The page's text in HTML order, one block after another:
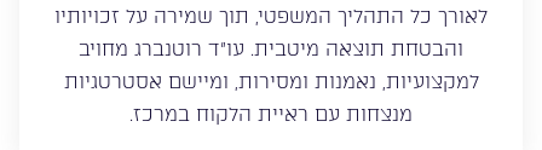
לאורך כל התהליך המשפטי, תוך שמירה על זכויותיו
והבטחת תוצאה מיטבית. עו”ד רוטנברג מחויב
למקצועיות, נאמנות ומסירות, ומיישם אסטרטגיות
מנצחות עם ראיית הלקוח במרכז.